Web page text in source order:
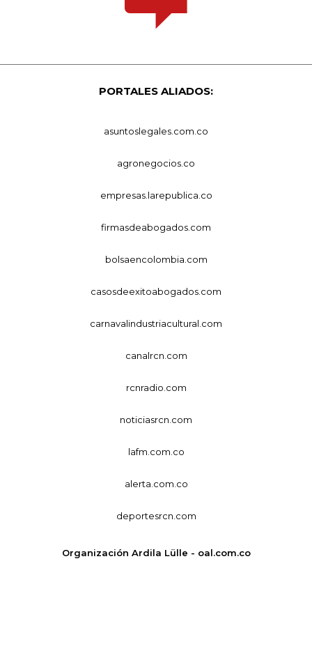
PORTALES ALIADOS:
asuntoslegales.com.co
agronegocios.co
empresas.larepublica.co
firmasdeabogados.com
bolsaencolombia.com
casosdeexitoabogados.com
carnavalindustriacultural.com
canalrcn.com
rcnradio.com
noticiasrcn.com
lafm.com.co
alerta.com.co
deportesrcn.com
Organización Ardila Lülle - oal.com.co